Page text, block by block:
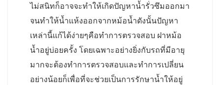
ไม่สนิทก็อาจจะทำให้เกิดปัญหาน้ำรั่วซึมออกมา
จนทำให้น้ำแห้งออกจากหม้อน้ำดังนั้นปัญหา
เหล่านี้แก้ได้ง่ายๆคือทำการตรวจสอบ ฝาหม้อ
น้ำอยู่บ่อยครั้ง โดยเฉพาะอย่างยิ่งกับรถที่มีอายุ
มากจะต้องทำการตรวจสอบและทำการเปลี่ยน
อย่างน้อยก็เพื่อที่จะช่วยเป็นการรักษาน้ำให้อยู่